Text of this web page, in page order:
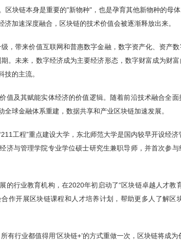
区块链本身是重要的"新物种"，也是孕育其他新物种的母
加速深度融合，区块链的技术价值会被逐渐释放出来。
，带来价值互联网和普惠数字金融，数字资产化、资产
。未来，数字经济成为主要经济形态，数字财富成为财
的主流。
值及其赋能实体经济的价值逻辑。随着前沿技术融合全
球金融体系重建，数据共享和产业区块链加速发展。
工程”重点建设大学，东北师范大学是国内较早开设经
济与管理学院专业学位硕士研究生兼职导师，并首次参
的行业教育机构，在2020年初启动了“区块链卓越人才教
作开展区块链课程和人才培养计划，帮助更多人了解
有行业都值得用‘区块链+’的方式重做一次，区块链将成